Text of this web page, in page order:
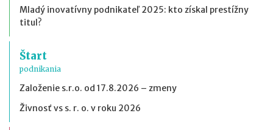
Mladý inovatívny podnikateľ 2025: kto získal prestížny
titul?
Štart
podnikania
Založenie s.r.o. od 17.8.2026 – zmeny
Živnosť vs s. r. o. v roku 2026